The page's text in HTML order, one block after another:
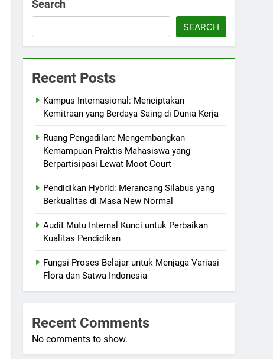
Search
SEARCH
Recent Posts
Kampus Internasional: Menciptakan
Kemitraan yang Berdaya Saing di Dunia Kerja
Ruang Pengadilan: Mengembangkan
Kemampuan Praktis Mahasiswa yang
Berpartisipasi Lewat Moot Court
Pendidikan Hybrid: Merancang Silabus yang
Berkualitas di Masa New Normal
Audit Mutu Internal Kunci untuk Perbaikan
Kualitas Pendidikan
Fungsi Proses Belajar untuk Menjaga Variasi
Flora dan Satwa Indonesia
Recent Comments
No comments to show.